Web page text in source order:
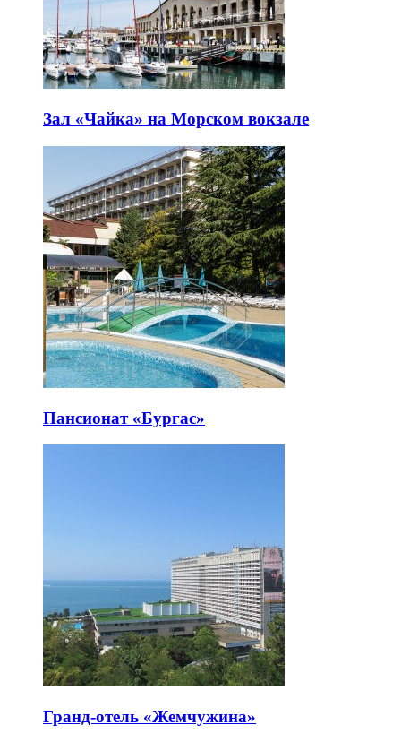
Зал «Чайка» на Морском вокзале
Пансионат «Бургас»
Гранд-отель «Жемчужина»